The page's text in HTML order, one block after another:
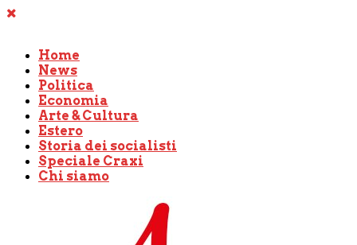
Home
News
Politica
Economia
Arte & Cultura
Estero
Storia dei socialisti
Speciale Craxi
Chi siamo